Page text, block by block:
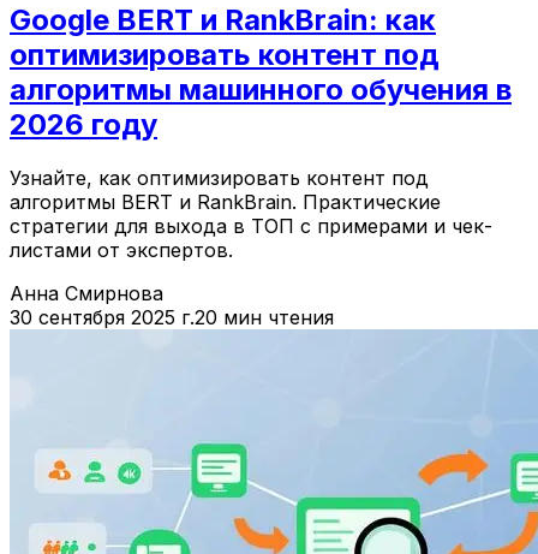
Google BERT и RankBrain: как
оптимизировать контент под
алгоритмы машинного обучения в
2026 году
Узнайте, как оптимизировать контент под
алгоритмы BERT и RankBrain. Практические
стратегии для выхода в ТОП с примерами и чек-
листами от экспертов.
Анна Смирнова
30 сентября 2025 г.20 мин чтения